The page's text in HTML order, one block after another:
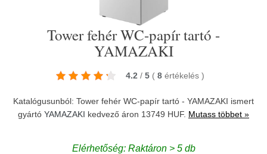
Tower fehér WC-papír tartó -
YAMAZAKI
4.2 / 5 ( 8 értékelés )
Katalógusunból: Tower fehér WC-papír tartó - YAMAZAKI ismert
gyártó YAMAZAKI kedvező áron 13749 HUF. Mutass többet »
Elérhetőség: Raktáron > 5 db